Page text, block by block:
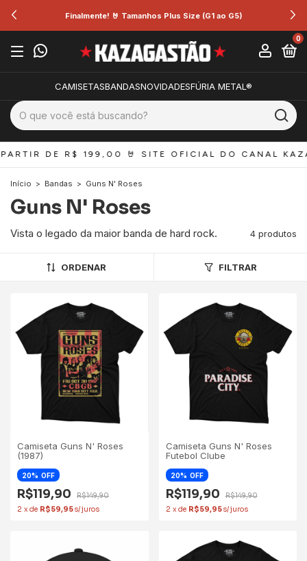
Finalmente! 🤘 Tamanhos Plus Size (G1 ao G5)
0
CAMISETASBANDASNOVIDADESFÚRIA METAL®
DE R$ 199,00 🤘 SITE OFICIAL DO CANAL
Início > Bandas > Guns N' Roses
Guns N' Roses
Vista o legado da maior banda de hard rock. 4 produtos
ORDENAR FILTRAR
Camiseta Guns N' Roses
(1987)
20 OFF
R$119,90
R$149,90
2 x de R$59,95
Camiseta Guns N' Roses
Futebol Clube
20 OFF
R$119,90
R$149,90
2 x de R$59,95